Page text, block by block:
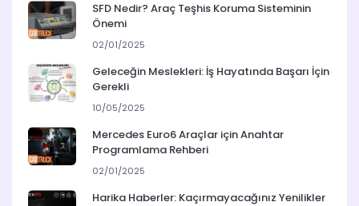
SFD Nedir? Araç Teşhis Koruma Sisteminin
Önemi
02/01/2025
Geleceğin Meslekleri: İş Hayatında Başarı İçin
Gerekli
10/05/2025
Mercedes Euro6 Araçlar için Anahtar
Programlama Rehberi
02/01/2025
Harika Haberler: Kaçırmayacağınız Yenilikler